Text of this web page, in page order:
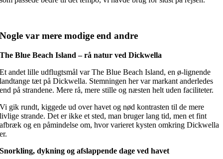
Nogle var mere modige end andre
The Blue Beach Island – rå natur ved Dickwella
Et andet lille udflugtsmål var The Blue Beach Island, en ø-lignende
landtange tæt på Dickwella. Stemningen her var markant anderledes
end på strandene. Mere rå, mere stille og næsten helt uden faciliteter.
Vi gik rundt, kiggede ud over havet og nød kontrasten til de mere
livlige strande. Det er ikke et sted, man bruger lang tid, men et fint
afbræk og en påmindelse om, hvor varieret kysten omkring Dickwella
er.
Snorkling, dykning og afslappende dage ved havet